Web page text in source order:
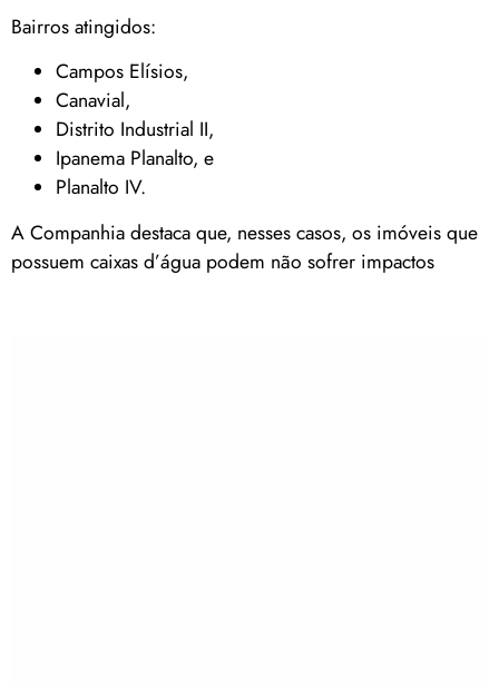
Bairros atingidos:
Campos Elísios,
Canavial,
Distrito Industrial II,
Ipanema Planalto, e
Planalto IV.
A Companhia destaca que, nesses casos, os imóveis que
possuem caixas d’água podem não sofrer impactos